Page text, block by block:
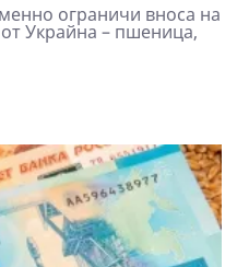
ограничи вноса на
от Украйна – пшеница,